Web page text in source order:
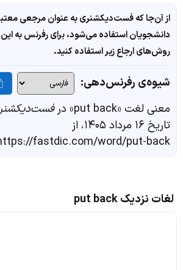
از آن‌جا که فست‌دیکشنری به عنوان مرجعی
دانشجویان استفاده می‌شود، برای رفرنس به
روش‌های ارجاع زیر استفاده کنید.
شیوه‌ی رفرنس‌دهی:
معنی لغت «put back» در
تاریخ ۱۶ مرداد ۱۴۰۵، از
fastdic.com/word/put-back
لغات نزدیک put back